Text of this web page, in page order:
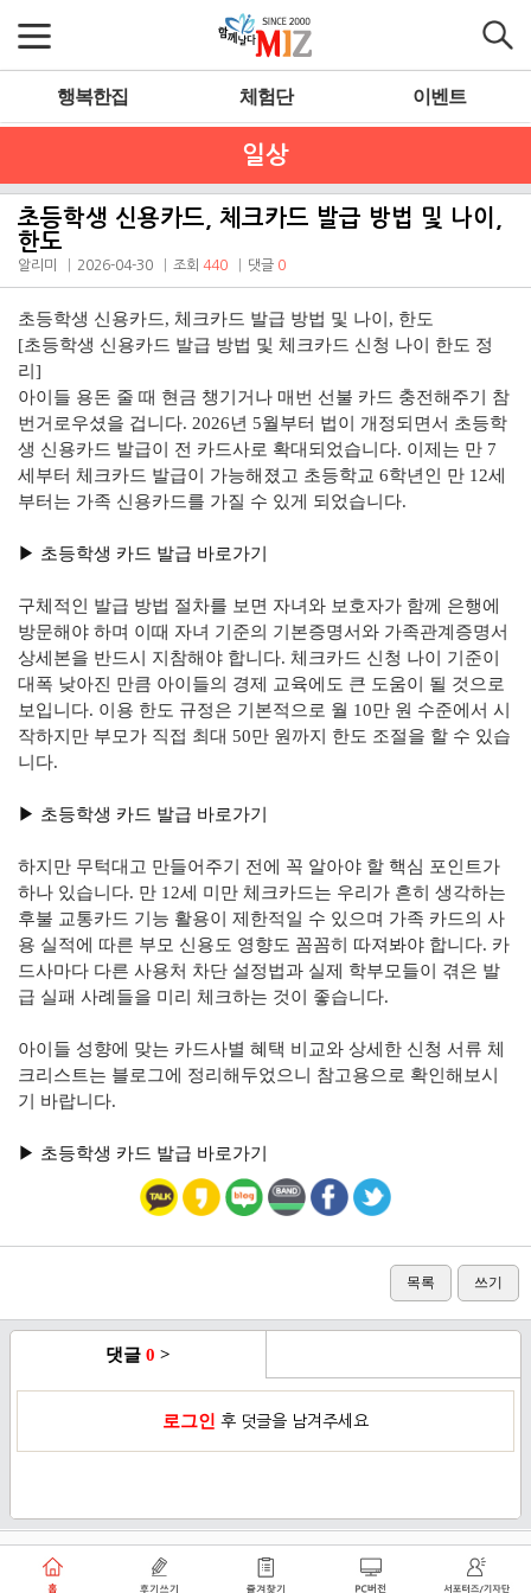
행복한집 체험단 이벤트
일상
초등학생 신용카드, 체크카드 발급 방법 및 나이,
한도
알리미 2026-04-30 조회 440 댓글 0
초등학생 신용카드, 체크카드 발급 방법 및 나이, 한도
[초등학생 신용카드 발급 방법 및 체크카드 신청 나이 한도 정
리]
아이들 용돈 줄 때 현금 챙기거나 매번 선불 카드 충전해주기 참
번거로우셨을 겁니다. 2026년 5월부터 법이 개정되면서 초등학
생 신용카드 발급이 전 카드사로 확대되었습니다. 이제는 만 7
세부터 체크카드 발급이 가능해졌고 초등학교 6학년인 만 12세
부터는 가족 신용카드를 가질 수 있게 되었습니다.
▶︎ 초등학생 카드 발급 바로가기
구체적인 발급 방법 절차를 보면 자녀와 보호자가 함께 은행에
방문해야 하며 이때 자녀 기준의 기본증명서와 가족관계증명서
상세본을 반드시 지참해야 합니다. 체크카드 신청 나이 기준이
대폭 낮아진 만큼 아이들의 경제 교육에도 큰 도움이 될 것으로
보입니다. 이용 한도 규정은 기본적으로 월 10만 원 수준에서 시
작하지만 부모가 직접 최대 50만 원까지 한도 조절을 할 수 있습
니다.
▶︎ 초등학생 카드 발급 바로가기
하지만 무턱대고 만들어주기 전에 꼭 알아야 할 핵심 포인트가
하나 있습니다. 만 12세 미만 체크카드는 우리가 흔히 생각하는
후불 교통카드 기능 활용이 제한적일 수 있으며 가족 카드의 사
용 실적에 따른 부모 신용도 영향도 꼼꼼히 따져봐야 합니다. 카
드사마다 다른 사용처 차단 설정법과 실제 학부모들이 겪은 발
급 실패 사례들을 미리 체크하는 것이 좋습니다.
아이들 성향에 맞는 카드사별 혜택 비교와 상세한 신청 서류 체
크리스트는 블로그에 정리해두었으니 참고용으로 확인해보시
기 바랍니다.
▶︎ 초등학생 카드 발급 바로가기
목록 쓰기
댓글 0 >
로그인 후 덧글을 남겨주세요
개인정보취급방침 로그인
쑥쑥플래닛 주식회사 대표이사 : 천선아